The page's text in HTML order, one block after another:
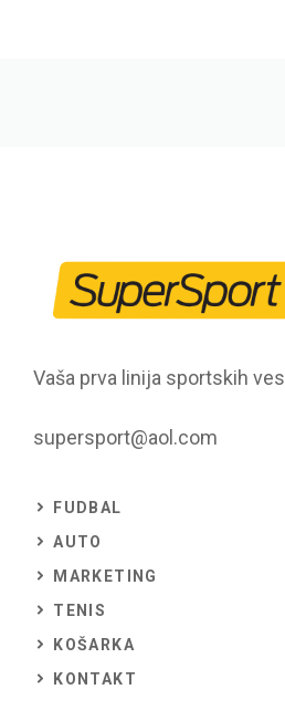
Vaša prva linija sportskih
supersport@aol.com
FUDBAL
AUTO
MARKETING
TENIS
KOŠARKA
KONTAKT